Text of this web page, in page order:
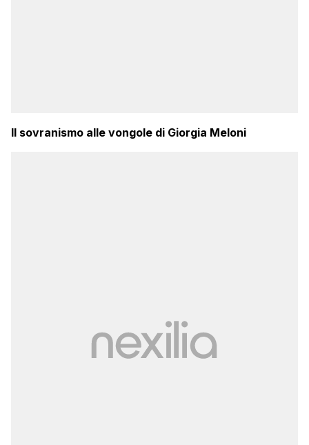
Il sovranismo alle vongole di Giorgia Meloni